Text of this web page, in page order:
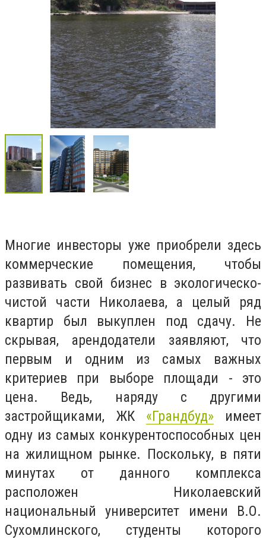
Многие инвесторы уже приобрели здесь
коммерческие помещения, чтобы
развивать свой бизнес в экологическо-
чистой части Николаева, а целый ряд
квартир был выкуплен под сдачу. Не
скрывая, арендодатели заявляют, что
первым и одним из самых важных
критериев при выборе площади - это
цена. Ведь, наряду с другими
застройщиками, ЖК «Грандбуд» имеет
одну из самых конкурентоспособных цен
на жилищном рынке. Поскольку, в пяти
минутах от данного комплекса
расположен Николаевский
национальный университет имени В.О.
Сухомлинского, студенты которого